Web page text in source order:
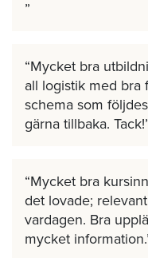
Mycket bra
all logistik med bra
schema som
gärna tillbaka. Tack!
Mycket bra
det lovade;
vardagen. Bra
mycket information.